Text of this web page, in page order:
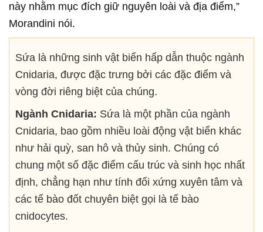
này nhằm mục đích giữ nguyên loài và địa điểm,”
Morandini nói.
Sứa là những sinh vật biển hấp dẫn thuộc ngành
Cnidaria, được đặc trưng bởi các đặc điểm và
vòng đời riêng biệt của chúng.
Ngành Cnidaria: Sứa là một phần của ngành
Cnidaria, bao gồm nhiều loài động vật biển khác
như hải quỳ, san hô và thủy sinh. Chúng có
chung một số đặc điểm cấu trúc và sinh học nhất
định, chẳng hạn như tính đối xứng xuyên tâm và
các tế bào đốt chuyên biệt gọi là tế bào
cnidocytes.